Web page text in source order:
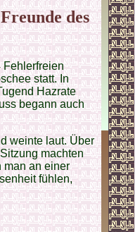
des
Fehlerfreien
statt. In
Hazrate
begann auch
weinte laut. Über
machten
man an einer
fühlen,